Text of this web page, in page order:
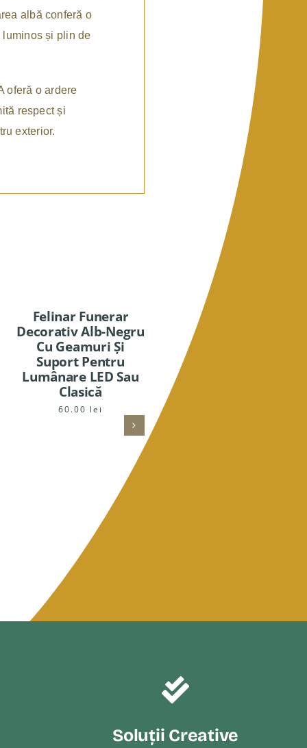
albă conferă o
luminos și plin de
oferă o ardere
respect și
exterior.
Felinar Funerar
Decorativ Alb-Negru
Cu Geamuri Și
Suport Pentru
Lumânare LED Sau
Clasică
60.00 lei
Felinar Gri Mare Din
Sticla Cu Cruce
Soluții Creative